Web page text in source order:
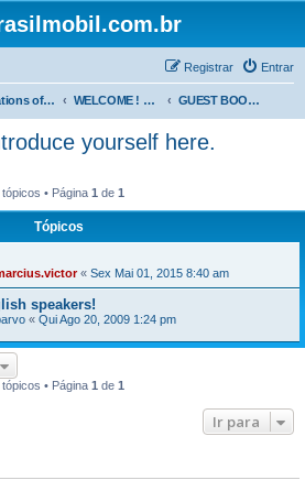
Entrar
Registrar
United Nations of Playmobil - SMILES are the same everywhere ! WELCOME ! English spoken here -> GUEST BOOK ! Introduce yourself here.
yourself here.
tópicos • Página 1 de 1
Tópicos
« Sex Mai 01, 2015 8:40 am
speakers!
« Qui Ago 20, 2009 1:24 pm
tópicos • Página 1 de 1
Ir para